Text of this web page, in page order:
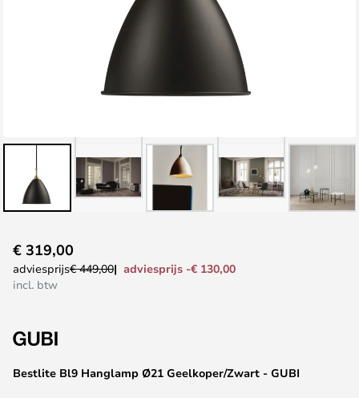
naar
het
de
gallerij
Bestlite Bl9 Hanglamp Ø21 Geelkoper/Zwart - GUBI
€ 319,00
adviesprijs€ 449,00
adviesprijs -€ 130,00
incl. btw